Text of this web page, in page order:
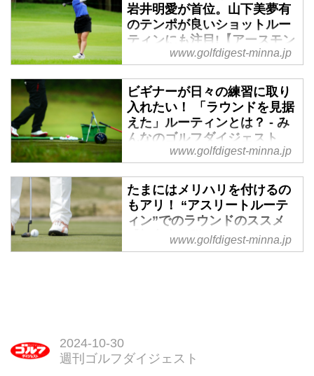
岩井明愛が首位。山下美夢有
のテンポが良いショットルー
ティンにも注目!【アースモン
ダミンカップ初日現地レポ】
ト
「アースモンダミンカップ」の初
日を終え、首位に立つのは6アン
ダーで岩井明愛、川岸史果、1打
差2位タイに渡邉彩香、大出瑞月
イジェスト編集部員プロゴルファ
ー・中村修が注目したのは、目下
ポイントランクを快走する山下美
夢有。現地からレポートをお届
け。
www.golfdigest-minna.jp
ビギナーが日々の練習に取り
入れたい！ 「ラウンドを見据
えた」ルーティンとは？ - み
んなのゴルフダイジェスト
ゴルフを始めたばかりのビギナー
や初心者にとって、スウィングに
ついての疑問は尽きない。埼玉県
草加市のゴルフスクール「Tom's
Bishon草加店」専属のJJコーチに
「練習場で欠かさずやりたいルー
www.golfdigest-minna.jp
たまにはメリハリを付けるの
もアリ！ “アスリートルーテ
ィン”でのラウンドのススメ
【初心者を脱したゴルファー
が『100』を切るためのレッ
コア100の壁だ。これを乗り越え
「100切り」を達成するにはどう
www.golfdigest-minna.jp
2024-10-30
週刊ゴルフダイジェスト